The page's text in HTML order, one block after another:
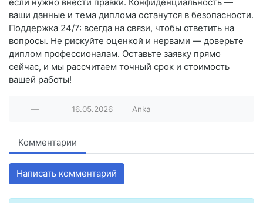
ваши данные и тема диплома останутся в безопасности.
Поддержка 24/7: всегда на связи, чтобы ответить на
вопросы. Не рискуйте оценкой и нервами — доверьте
диплом профессионалам. Оставьте заявку прямо
сейчас, и мы рассчитаем точный срок и стоимость
вашей работы!
— 16.05.2026 Anka
Комментарии
Написать комментарий